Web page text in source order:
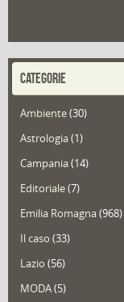
CATEGORIE
Ambiente(30)
Astrologia(1)
Campania(14)
Editoriale(7)
Emilia Romagna(968)
Il caso (33)
Lazio (56)
MODA(5)